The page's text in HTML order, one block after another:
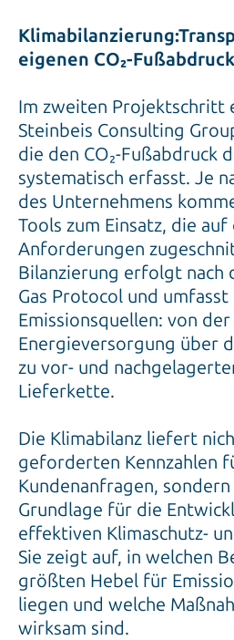
eigenen CO₂-Fußabdruck
Im zweiten Projektschritt
Steinbeis Consulting
die den CO₂-Fußabdruck
systematisch erfasst. Je
des Unternehmens
Tools zum Einsatz, die
Anforderungen
Bilanzierung erfolgt nach
Gas Protocol und
Emissionsquellen: von der
Energieversorgung über
zu vor- und
Lieferkette.
Die Klimabilanz liefert
geforderten Kennzahlen
Kundenanfragen,
Grundlage für die
effektiven Klimaschutz-
Sie zeigt auf, in welchen
größten Hebel für
liegen und welche
wirksam sind.